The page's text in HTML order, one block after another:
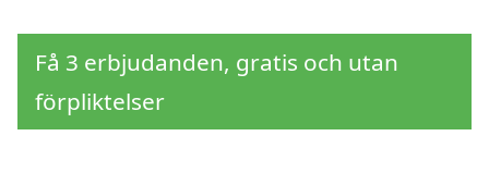
Få 3 erbjudanden, gratis och utan
förpliktelser